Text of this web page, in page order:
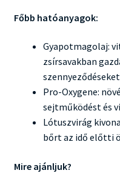
Főbb hatóanyagok:
Gyapotmagolaj:
zsírsavakban
Pro-Oxygene:
sejtműködést és
Lótuszvirág
bőrt az idő előtti
Mire ajánljuk?